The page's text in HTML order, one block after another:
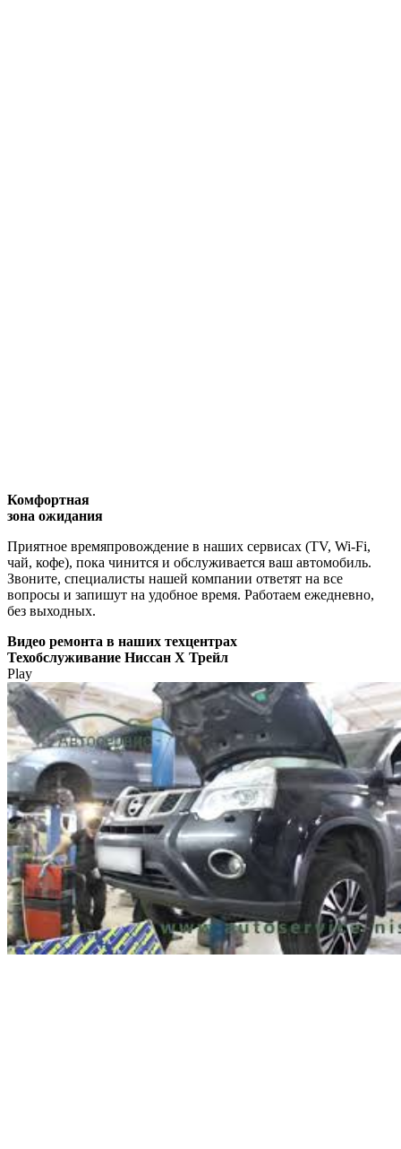
Комфортная
зона ожидания
Приятное времяпровождение в наших сервисах (TV, Wi-Fi,
чай, кофе), пока чинится и обслуживается ваш автомобиль.
Звоните, специалисты нашей компании ответят на все
вопросы и запишут на удобное время. Работаем ежедневно,
без выходных.
Видео ремонта в наших техцентрах
Техобслуживание Ниссан Х Трейл
Play